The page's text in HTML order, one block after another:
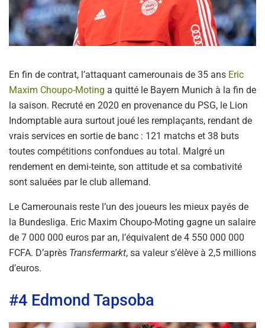
En fin de contrat, l’attaquant camerounais de 35 ans Eric
Maxim Choupo-Moting a quitté le Bayern Munich à la fin de
la saison. Recruté en 2020 en provenance du PSG, le Lion
Indomptable aura surtout joué les remplaçants, rendant de
vrais services en sortie de banc : 121 matchs et 38 buts
toutes compétitions confondues au total. Malgré un
rendement en demi-teinte, son attitude et sa combativité
sont saluées par le club allemand.
Le Camerounais reste l’un des joueurs les mieux payés de
la Bundesliga. Eric Maxim Choupo-Moting gagne un salaire
de 7 000 000 euros par an, l’équivalent de 4 550 000 000
FCFA. D’après Transfermarkt, sa valeur s’élève à 2,5 millions
d’euros.
#4 Edmond Tapsoba